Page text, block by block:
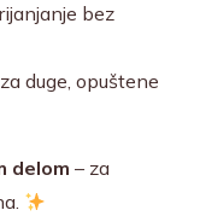
bez
duge, opuštene
delom – za